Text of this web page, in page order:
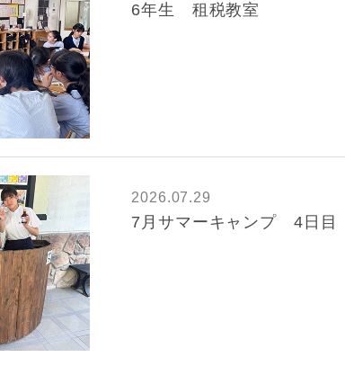
6年生 租税教室
2026.07.29
7月サマーキャンプ 4日目